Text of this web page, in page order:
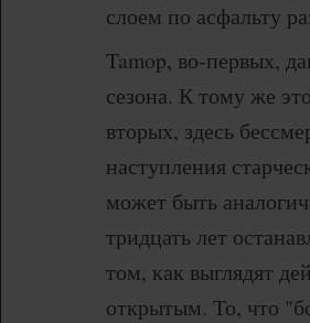
слоем по асфальту
Tamop, во-первых,
сезона. К тому же
вторых, здесь
наступления
может быть
тридцать лет
том, как выглядят
открытым. То, что